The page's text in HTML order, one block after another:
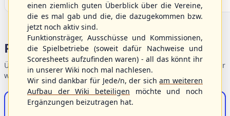
Portalbereiche
Übersicht der Verbandsbereiche – wählen Sie einen Einstieg für
weiterführende Informationen.
S/HBV-Shop
einen ziemlich guten Überblick über die Vereine,
die es mal gab und die, die dazugekommen bzw.
jetzt noch aktiv sind.
Funktionsträger, Ausschüsse und Kommissionen,
die Spielbetriebe (soweit dafür Nachweise und
Scoresheets aufzufinden waren) - all das könnt ihr
in unserer Wiki noch mal nachlesen.
Wir sind dankbar für Jede/n, der sicham weiteren
Aufbau der Wiki beteiligen möchte und noch
Ergänzungen beizutragen hat.